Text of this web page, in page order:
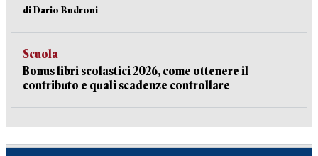
di Dario Budroni
Scuola
Bonus libri scolastici 2026, come ottenere il
contributo e quali scadenze controllare